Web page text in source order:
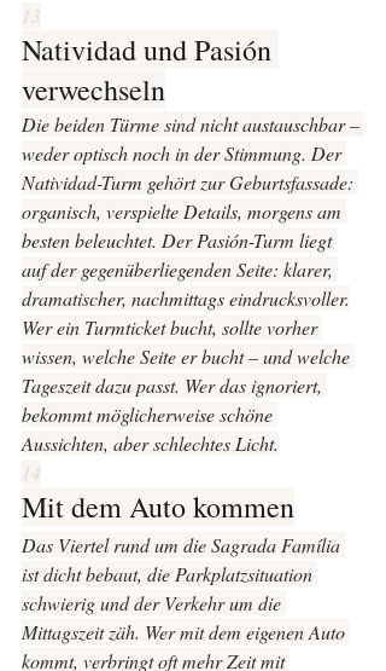
13
Natividad und Pasión
verwechseln
Die beiden Türme sind nicht austauschbar –
weder optisch noch in der Stimmung. Der
Natividad-Turm gehört zur Geburtsfassade:
organisch, verspielte Details, morgens am
besten beleuchtet. Der Pasión-Turm liegt
auf der gegenüberliegenden Seite: klarer,
dramatischer, nachmittags eindrucksvoller.
Wer ein Turmticket bucht, sollte vorher
wissen, welche Seite er bucht – und welche
Tageszeit dazu passt. Wer das ignoriert,
bekommt möglicherweise schöne
Aussichten, aber schlechtes Licht.
14
Mit dem Auto kommen
Das Viertel rund um die Sagrada Família
ist dicht bebaut, die Parkplatzsituation
schwierig und der Verkehr um die
Mittagszeit zäh. Wer mit dem eigenen Auto
kommt, verbringt oft mehr Zeit mit